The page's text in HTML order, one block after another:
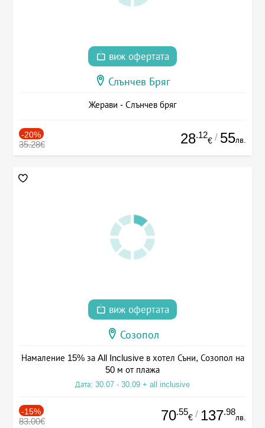
виж офертата
Слънчев Бряг
Жерави - Слънчев бряг
-20%
35.28€ 28.12
€ / 55лв.
виж офертата
Созопол
Намаление 15% за All Inclusive в хотел Съни, Созопол на
50 м от плажа
Дата: 30.07 - 30.09 + all inclusive
-15%
83.00€ 70.55
€ / 137.98
лв.